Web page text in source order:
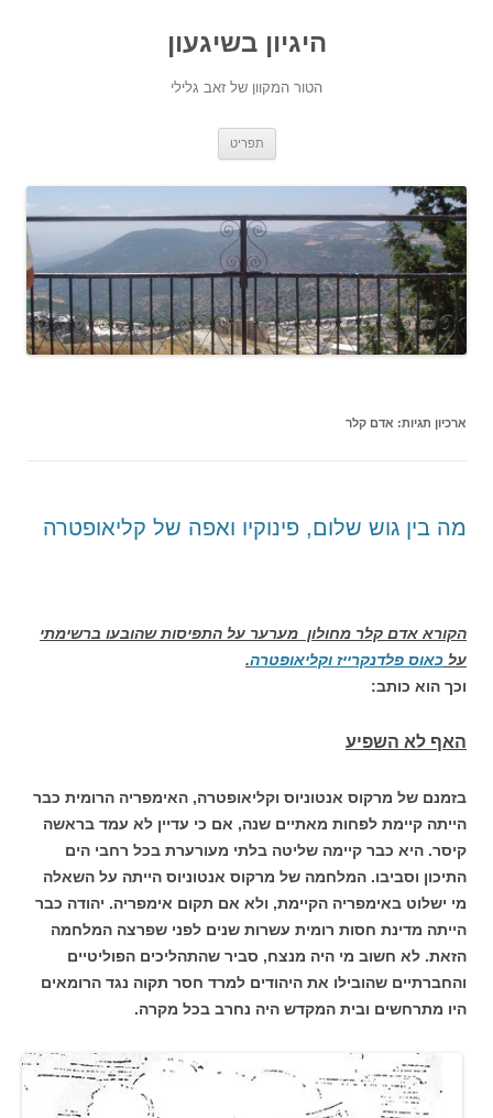
היגיון בשיגעון
הטור המקוון של זאב גלילי
תפריט
ארכיון תגיות: אדם קלר
מה בין גוש שלום, פינוקיו ואפה של קליאופטרה
הקורא אדם קלר מחולון מערער על התפיסות שהובעו ברשימתי
על כאוס פלדנקרייז וקליאופטרה.
וכך הוא כותב:
האף לא השפיע
בזמנם של מרקוס אנטוניוס וקליאופטרה, האימפריה הרומית כבר
הייתה קיימת לפחות מאתיים שנה, אם כי עדיין לא עמד בראשה
קיסר. היא כבר קיימה שליטה בלתי מעורערת בכל רחבי הים
התיכון וסביבו. המלחמה של מרקוס אנטוניוס הייתה על השאלה
מי ישלוט באימפריה הקיימת, ולא אם תקום אימפריה. יהודה כבר
הייתה מדינת חסות רומית עשרות שנים לפני שפרצה המלחמה
הזאת. לא חשוב מי היה מנצח, סביר שהתהליכים הפוליטיים
והחברתיים שהובילו את היהודים למרד חסר תקוה נגד הרומאים
היו מתרחשים ובית המקדש היה נחרב בכל מקרה.